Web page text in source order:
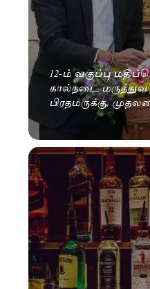
12-ம் வகுப்பு
கால்நடை
பிரதமருக்கு,